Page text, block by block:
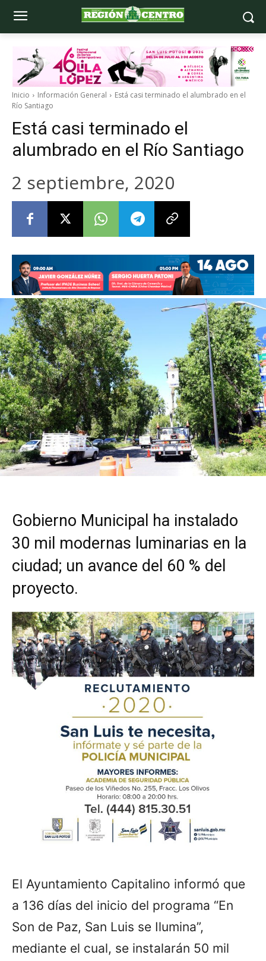
Inicio Información General
Está casi terminado el alumbrado en el
Río Santiago
Está casi terminado el
alumbrado en el Río Santiago
2 septiembre, 2020
Gobierno Municipal ha instalado
30 mil modernas luminarias en la
ciudad; un avance del 60 % del
proyecto.
El Ayuntamiento Capitalino informó que
a 136 días del inicio del programa “En
Son de Paz, San Luis se Ilumina”,
mediante el cual, se instalarán 50 mil